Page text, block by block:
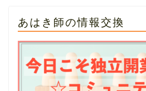
あはき師の情報交換